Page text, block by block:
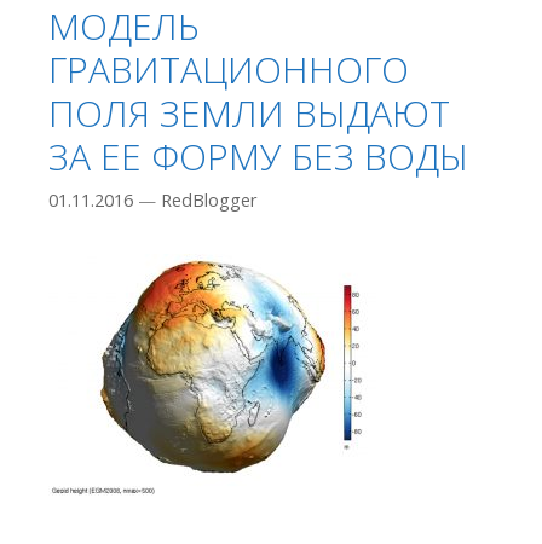
МОДЕЛЬ
ГРАВИТАЦИОННОГО
ПОЛЯ ЗЕМЛИ ВЫДАЮТ
ЗА ЕЕ ФОРМУ БЕЗ ВОДЫ
01.11.2016 — RedBlogger